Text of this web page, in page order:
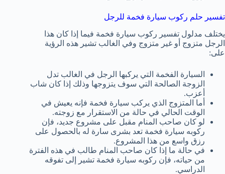
تفسير حلم ركوب سيارة فخمة للرجل
يختلف مدلول تفسير ركوب سيارة فخمة فيما إذا كان هذا
الرجل متزوج أو غير متزوج وفي الغالب تشير هذه الرؤية
على:
السيارة الفخمة التي يركبها الرجل في الغالب تدل
الزوجة الصالحة التي سوف يتزوجها وذلك إذا كان شاب
أعزب.
أما المتزوج الذي يركب سيارة فخمة فإنه يعيش في
الوقت الحالي في حالة من الاستقرار مع زوجته.
لو كان صاحب المنام مقبل على مشروع جديد، فإن
ركوبه سيارة فخمة تعد بشرى سارة له بالحصول على
رزق واسع من هذا المشروع.
في حالة ما إذا كان صاحب المنام طالب في هذه الفترة
من حياته، فإن ركوبه سيارة فخمة تشير إلى تفوقه
الدراسي.